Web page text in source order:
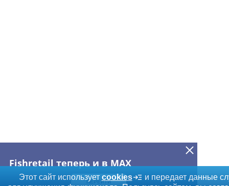
Fishretail теперь и в MAX
ПЕРЕЙТИ
Этот сайт использует cookies
и передает данные